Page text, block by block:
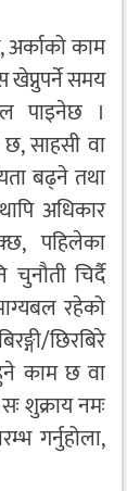
काम
खेप्नुपर्ने समय
पाइनेछ ।
साहसी वा
बढ्ने तथा
अधिकार
पहिलेका
चुनौती चिर्दै
रहेको
छिरबिरे
काम छ वा
शुक्राय नमः
गर्नुहोला,